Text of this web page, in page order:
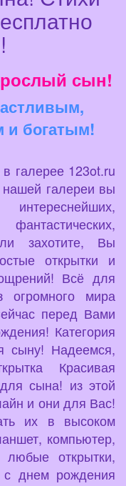
сын!
богатым!
галерее 123ot.ru
нашей галереи вы
захотите, Вы
открытки и
Всё для
мира
перед Вами
Категория
сыну! Надеемся,
Красивая
сына! из этой
и они для Вас!
их в высоком
компьютер,
любые открытки,
с днем рождения